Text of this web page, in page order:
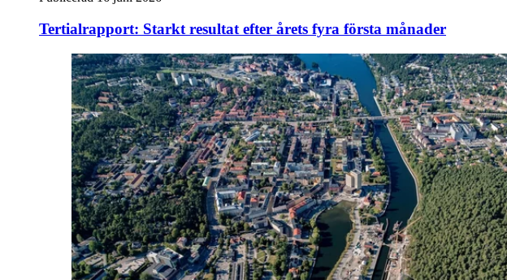
Tertialrapport: Starkt resultat efter årets fyra första månader